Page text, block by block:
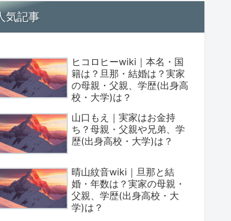
気記事
ヒコロヒーwiki｜本名・国
籍は？旦那・結婚は？実家
の母親・父親、学歴(出身高
校・大学)は？
山口もえ｜実家はお金持
ち？母親・父親や兄弟、学
歴(出身高校・大学)は？
晴山紋音wiki｜旦那と結
婚・年数は？実家の母親・
父親、学歴(出身高校・大
学)は？